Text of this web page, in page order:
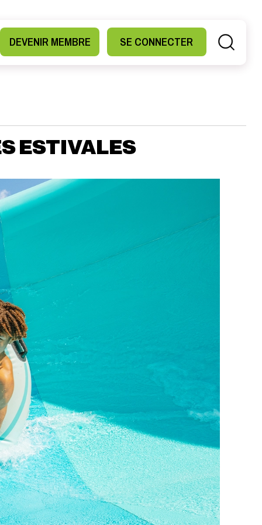
DEVENIR MEMBRE SE CONNECTER
ESTIVALES